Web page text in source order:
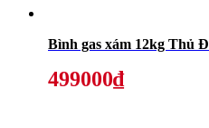
Bình gas xám 12kg Thủ
499000₫